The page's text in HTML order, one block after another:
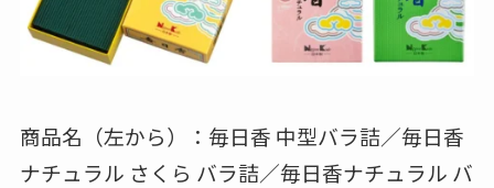
商品名（左から）：毎日香 中型バラ詰／毎日香
ナチュラル さくら バラ詰／毎日香ナチュラル バ